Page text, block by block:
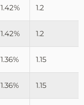
1.42% 1.2
1.42% 1.2
1.36% 1.15
1.36% 1.15